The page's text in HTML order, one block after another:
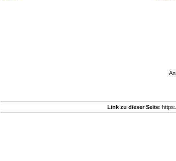
Link zu dieser Seite: